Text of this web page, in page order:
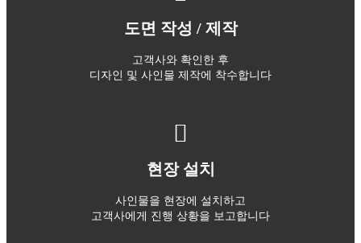
도면 작성 / 제작
고객사와 확인한 후
디자인 및 사인물 제작에 착수합니다
현장 설치
사인물을 현장에 설치하고
고객사에게 진행 상황을 보고합니다